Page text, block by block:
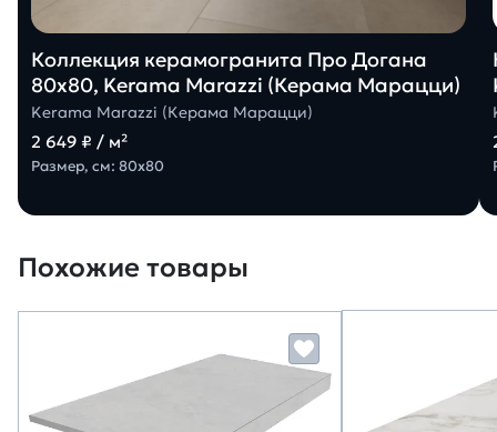
Коллекция керамогранита Про Догана
80х80, Kerama Marazzi (Керама Марацци)
Kerama Marazzi (Керама Марацци)
2 649 ₽ / м²
Размер, см: 80х80
Похожие товары